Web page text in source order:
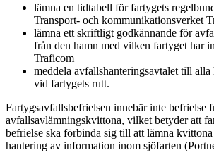
lämna en tidtabell för fartygets
Transport- och kommunikationsverket
lämna ett skriftligt godkännande för
från den hamn med vilken fartyget har
Traficom
meddela avfallshanteringsavtalet till
vid fartygets rutt.
Fartygsavfallsbefrielsen innebär inte befrielse
avfallsavlämningskvittona, vilket betyder att
befrielse ska förbinda sig till att lämna
hantering av information inom sjöfarten